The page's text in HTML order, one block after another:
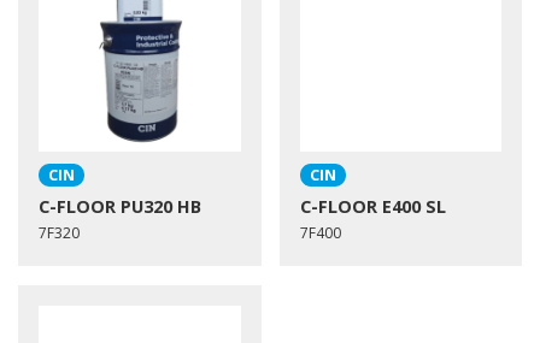
CIN
C-FLOOR PU320 HB
7F320
CIN
C-FLOOR E400 SL
7F400